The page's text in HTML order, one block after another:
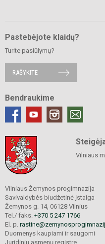
Pastebėjote klaidų?
Turite pasiūlymų?
RAŠYKITE
Bendraukime
Vilniaus
Vilniaus Žemynos progimnazija
Savivaldybės biudžetinė įstaiga
Žemynos g. 14, 06128 Vilnius
Tel./ faks. +370 5 247 1766
El. p.
Duomenys kaupiami ir saugomi
Juridinių asmenų registre